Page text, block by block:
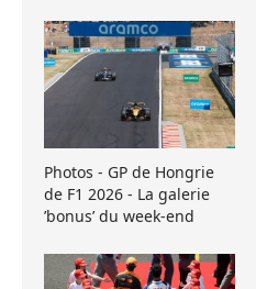
Photos - GP de Hongrie
de F1 2026 - La galerie
’bonus’ du week-end